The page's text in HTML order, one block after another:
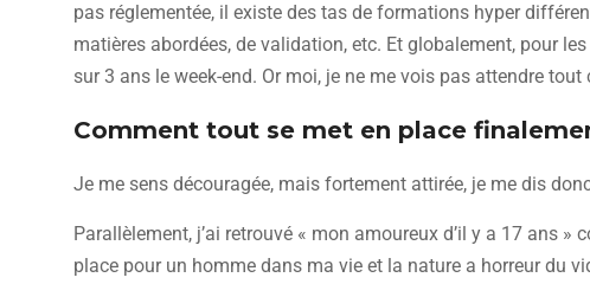
pas réglementée, il existe des tas de formations hyper
matières abordées, de validation, etc. Et globalement, pour
sur 3 ans le week-end. Or moi, je ne me vois pas attendre
Comment tout se met en place
Je me sens découragée, mais fortement attirée, je me dis
Parallèlement, j’ai retrouvé « mon amoureux d’il y a 17 ans »
place pour un homme dans ma vie et la nature a horreur du